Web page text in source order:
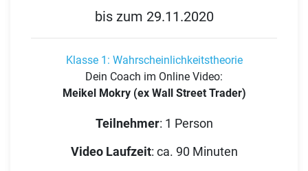
bis zum 29.11.2020
Klasse 1: Wahrscheinlichkeitstheorie
Dein Coach im Online Video:
Meikel Mokry (ex Wall Street Trader)
Teilnehmer: 1 Person
Video Laufzeit: ca. 90 Minuten